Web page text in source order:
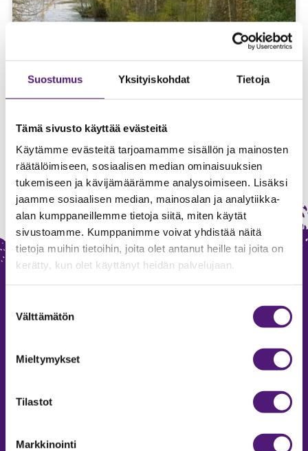
Suostumus Yksityiskohdat Tietoja
Tämä sivusto käyttää evästeitä
Käytämme evästeitä tarjoamamme sisällön ja mainosten
räätälöimiseen, sosiaalisen median ominaisuuksien
tukemiseen ja kävijämäärämme analysoimiseen. Lisäksi
jaamme sosiaalisen median, mainosalan ja analytiikka-
alan kumppaneillemme tietoja siitä, miten käytät
sivustoamme. Kumppanimme voivat yhdistää näitä
tietoja muihin tietoihin, joita olet antanut heille tai joita on
kerätty, kun olet käyttänyt heidän palvelujaan.
valinta
Välttämätön
Mieltymykset
Tilastot
Markkinointi